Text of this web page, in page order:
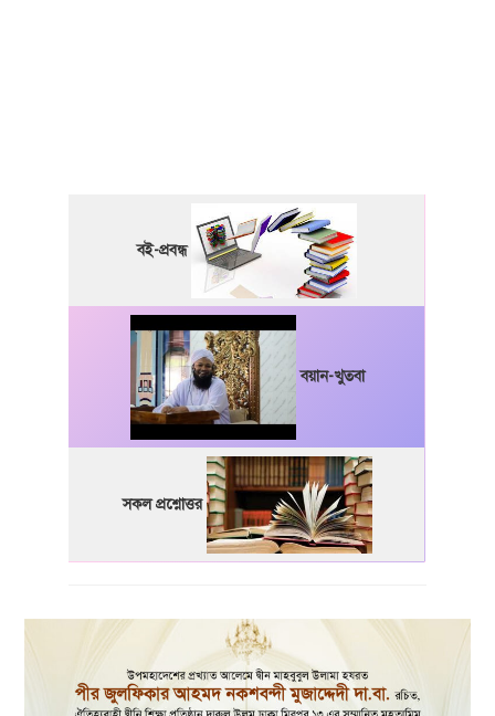
বই-প্রবন্ধ
বয়ান-খুতবা
সকল প্রশ্নোত্তর